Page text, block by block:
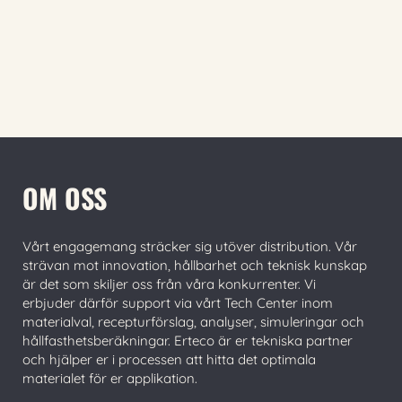
OM OSS
Vårt engagemang sträcker sig utöver distribution. Vår
strävan mot innovation, hållbarhet och teknisk kunskap
är det som skiljer oss från våra konkurrenter. Vi
erbjuder därför support via vårt Tech Center inom
materialval, recepturförslag, analyser, simuleringar och
hållfasthetsberäkningar. Erteco är er tekniska partner
och hjälper er i processen att hitta det optimala
materialet för er applikation.